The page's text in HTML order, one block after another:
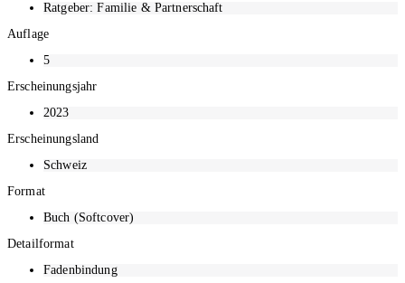
Ratgeber: Familie & Partnerschaft
Auflage
5
Erscheinungsjahr
2023
Erscheinungsland
Schweiz
Format
Buch (Softcover)
Detailformat
Fadenbindung